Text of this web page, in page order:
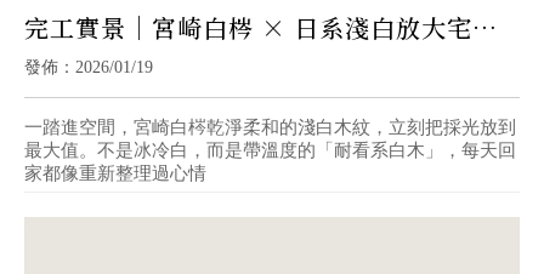
完工實景｜宮崎白梣 × 日系淺白放大宅｜
高雄SPC石塑地板推薦
發佈：2026/01/19
一踏進空間，宮崎白梣乾淨柔和的淺白木紋，立刻把採光放到
最大值。不是冰冷白，而是帶溫度的「耐看系白木」，每天回
家都像重新整理過心情